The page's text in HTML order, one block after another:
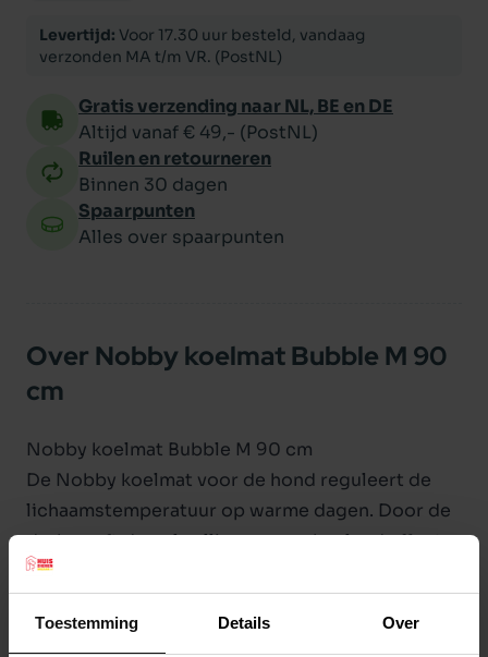
Toestemming Details Over
Levertijd: Voor 17.30 uur besteld, vandaag
verzonden MA t/m VR. (PostNL)
Gratis verzending naar NL, BE en DE
Altijd vanaf € 49,- (PostNL)
Ruilen en retourneren
Binnen 30 dagen
Spaarpunten
Alles over spaarpunten
Over Nobby koelmat Bubble M 90
cm
Nobby koelmat Bubble M 90 cm
De Nobby koelmat voor de hond reguleert de
lichaamstemperatuur op warme dagen. Door de
druk geeft de gel vulling een verkoelend effect.
De koelmat werkt zonder het te koelen of
effect verdwijnt, kan de mat na een korte